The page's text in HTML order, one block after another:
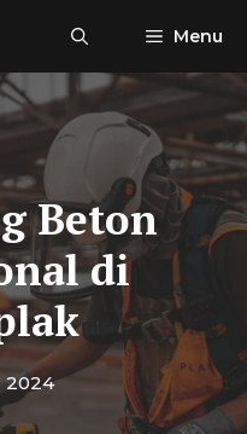
Menu
Beton
di
2024